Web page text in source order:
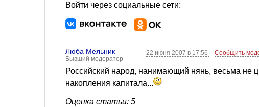
Войти через социальные сети:
Люба Мельник
Бывший модератор
22 июня 2007 в 17:56 Сообщить
Российский народ, нанимающий нянь, весьма не
накопления капитала...
Оценка статьи: 5